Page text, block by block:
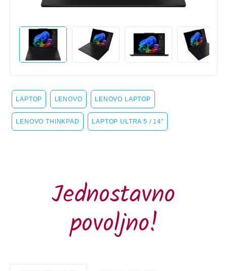
LAPTOP LENOVO LENOVO LAPTOP
LENOVO THINKPAD LAPTOP ULTRA 5 / 14"
Jednostavno
povoljno!